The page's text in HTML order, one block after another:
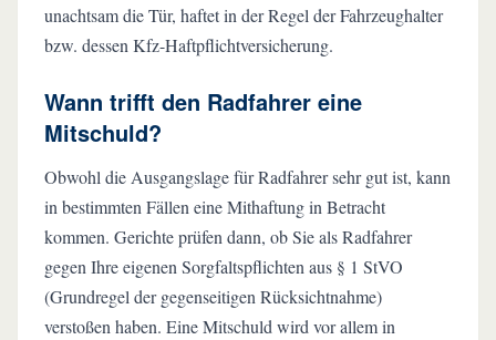
unachtsam die Tür, haftet in der Regel der Fahrzeughalter
bzw. dessen Kfz-Haftpflichtversicherung.
Wann trifft den Radfahrer eine
Mitschuld?
Obwohl die Ausgangslage für Radfahrer sehr gut ist, kann
in bestimmten Fällen eine Mithaftung in Betracht
kommen. Gerichte prüfen dann, ob Sie als Radfahrer
gegen Ihre eigenen Sorgfaltspflichten aus § 1 StVO
(Grundregel der gegenseitigen Rücksichtnahme)
verstoßen haben. Eine Mitschuld wird vor allem in